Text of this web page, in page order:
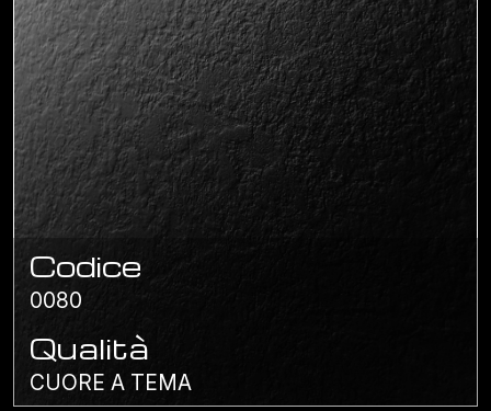
Codice
0080
Qualità
CUORE A TEMA